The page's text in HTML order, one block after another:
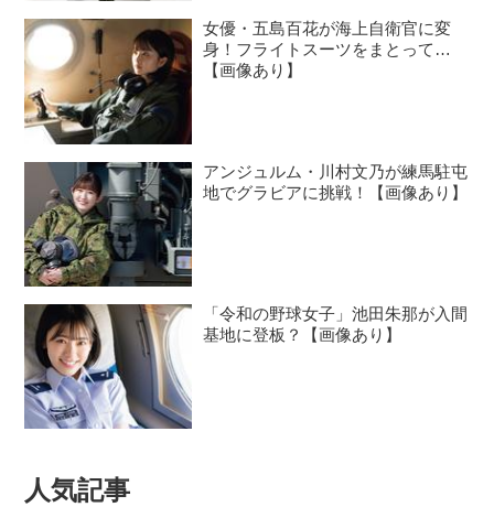
女優・五島百花が海上自衛官に変
身！フライトスーツをまとって…
【画像あり】
アンジュルム・川村文乃が練馬駐屯
地でグラビアに挑戦！【画像あり】
「令和の野球女子」池田朱那が入間
基地に登板？【画像あり】
人気記事